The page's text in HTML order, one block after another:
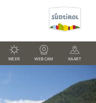
WEER WEBCAM KAART